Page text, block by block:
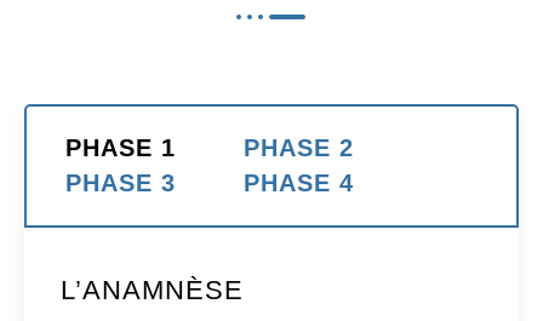
PHASE 1
PHASE 2
PHASE 3
PHASE 4
L’ANAMNÈSE